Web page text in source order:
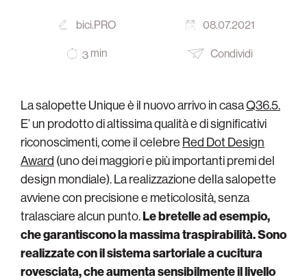
bici.PRO 08.07.2021
3 min Condividi
La salopette Unique è il nuovo arrivo in casaQ36.5.
E’ un prodotto di altissima qualità e di significativi
riconoscimenti, come il celebre Red Dot Design
Award (uno dei maggiori e più importanti premi del
design mondiale). La realizzazione della salopette
avviene con precisione e meticolosità, senza
tralasciare alcun punto.Le bretelle ad esempio,
che garantiscono la massima traspirabilità. Sono
realizzate con il sistema sartoriale a cucitura
rovesciata, che aumenta sensibilmente il livello